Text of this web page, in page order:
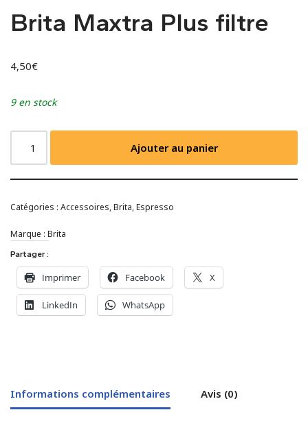
Brita Maxtra Plus filtre
4,50€
9 en stock
Ajouter au panier
Catégories : Accessoires,Brita,Espresso
Marque : Brita
Partager :
Imprimer Facebook X
LinkedIn WhatsApp
Informations complémentaires Avis (0)